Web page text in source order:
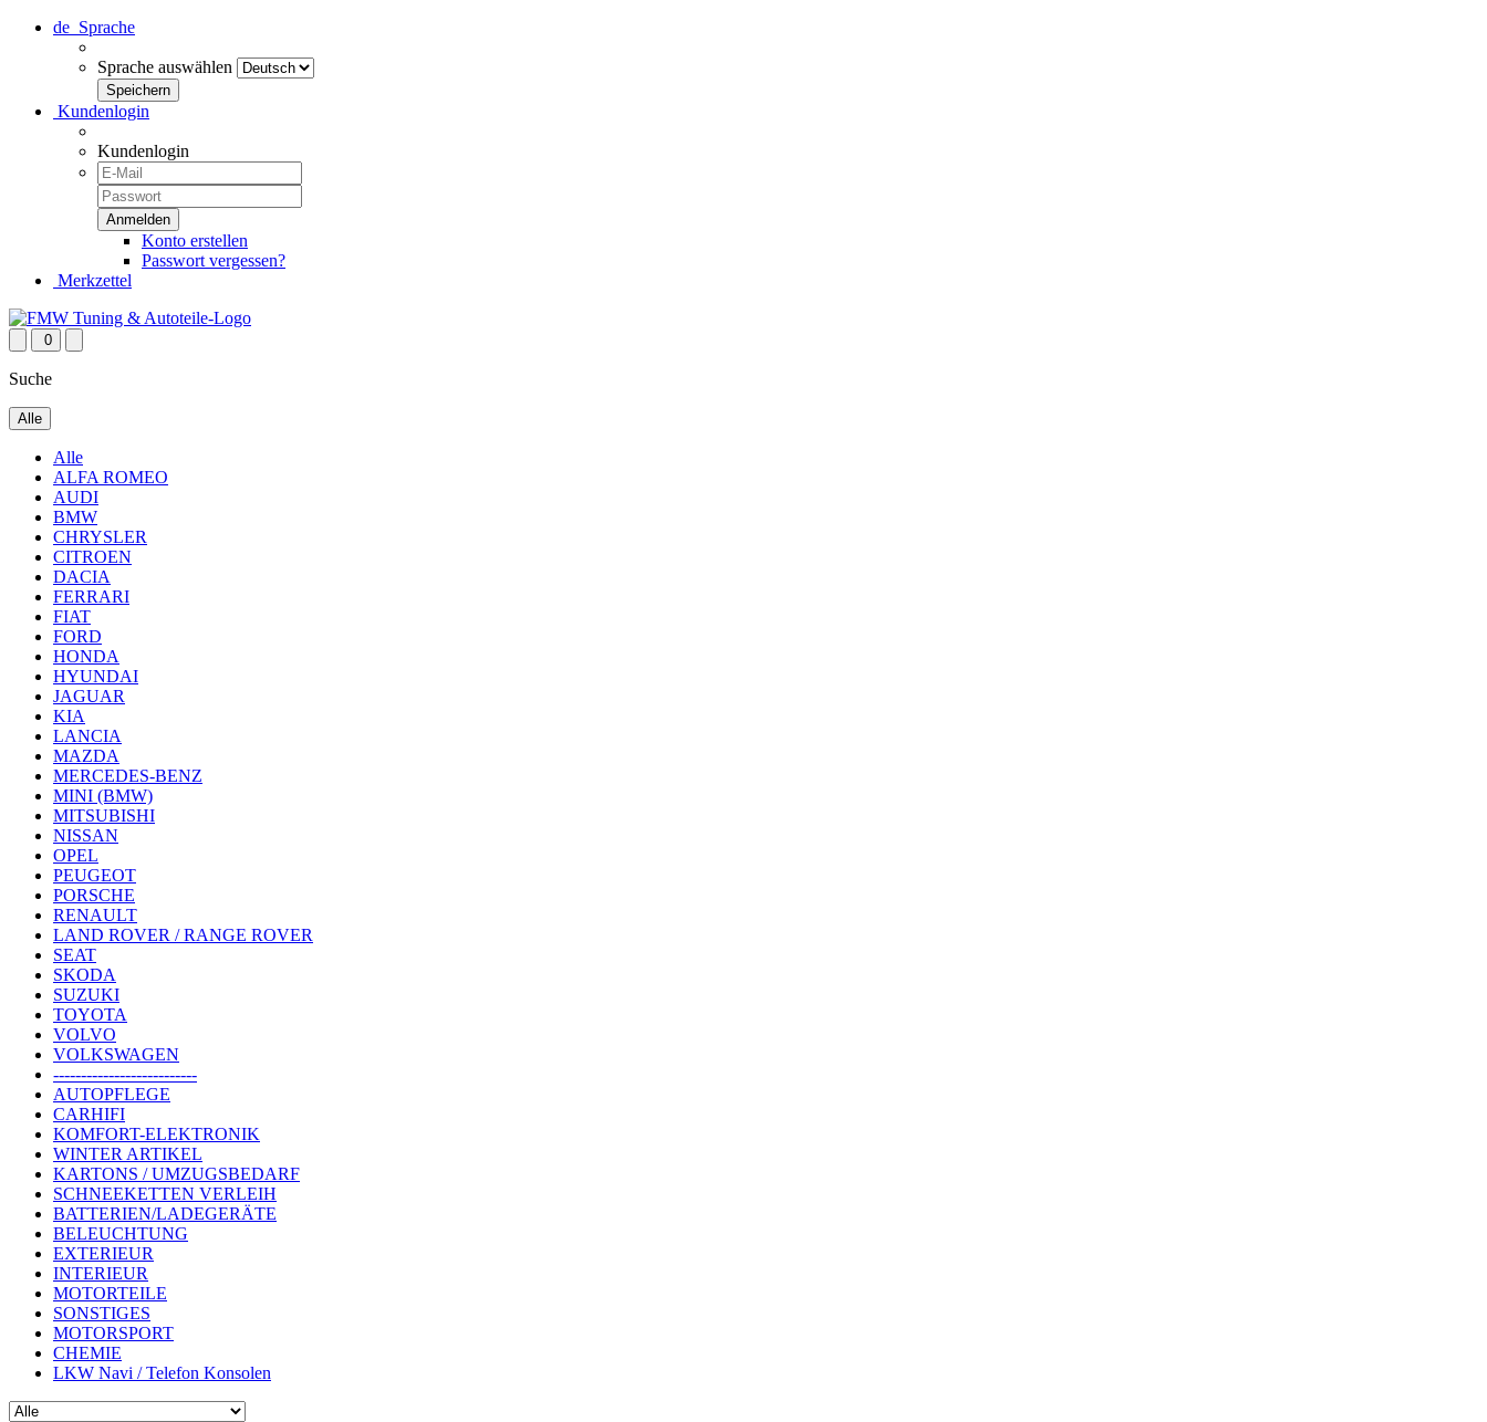
de Sprache
Sprache auswählen
Kundenlogin
Kundenlogin
Konto erstellen
Passwort vergessen?
Merkzettel
0
Suche
Alle
Alle
ALFA ROMEO
AUDI
BMW
CHRYSLER
CITROEN
DACIA
FERRARI
FIAT
FORD
HONDA
HYUNDAI
JAGUAR
KIA
LANCIA
MAZDA
MERCEDES-BENZ
MINI (BMW)
MITSUBISHI
NISSAN
OPEL
PEUGEOT
PORSCHE
RENAULT
LAND ROVER / RANGE ROVER
SEAT
SKODA
SUZUKI
TOYOTA
VOLVO
VOLKSWAGEN
--------------------------
AUTOPFLEGE
CARHIFI
KOMFORT-ELEKTRONIK
WINTER ARTIKEL
KARTONS / UMZUGSBEDARF
SCHNEEKETTEN VERLEIH
BATTERIEN/LADEGERÄTE
BELEUCHTUNG
EXTERIEUR
INTERIEUR
MOTORTEILE
SONSTIGES
MOTORSPORT
CHEMIE
LKW Navi / Telefon Konsolen